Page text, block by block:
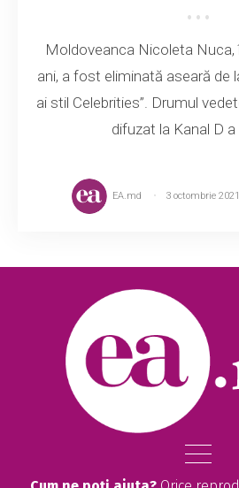
Moldoveanca Nicoleta Nuca,
ani, a fost eliminată aseară de
ai stil Celebrities”. Drumul
difuzat la Kanal D a
EA.md 3 octombrie 2021